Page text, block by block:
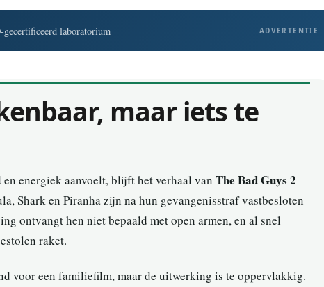
gecertificeerd laboratorium ADVERTENTIE
maar iets te
energiek aanvoelt, blijft het verhaal vanThe Bad Guys 2
Shark en Piranha zijn na hun gevangenisstraf vastbesloten
ontvangt hen niet bepaald met open armen, en al snel
raket.
voor een familiefilm, maar de uitwerking is te oppervlakkig.